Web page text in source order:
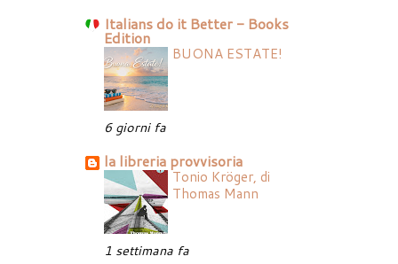
Italians do it Better - Books
Edition
BUONA ESTATE!
6 giorni fa
la libreria provvisoria
Tonio Kröger, di
Thomas Mann
1 settimana fa